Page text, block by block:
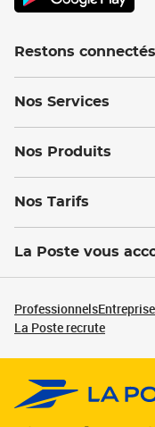
Restons connectés
Nos Services
Nos Produits
Nos Tarifs
La Poste vous
Professionnels
La Poste recrute